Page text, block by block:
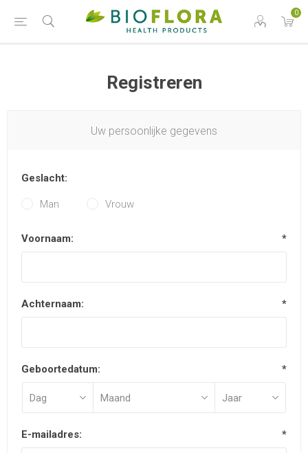
0
Registreren
Uw persoonlijke gegevens
Geslacht:
Man Vrouw
Voornaam: *
Achternaam: *
Geboortedatum: *
E-mailadres: *